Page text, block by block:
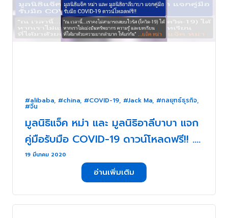
#alibaba, #china, #COVID-19, #Jack Ma, #กลยุทธ์ธุรกิจ,
#จีน
มูลนิธิแจ็ค หม่า และ มูลนิธิอาลีบาบา แจก
คู่มือรับมือ COVID-19 ดาวน์โหลดฟรี!! . .
.19 มีนาคม 2020
อ่านเพิ่มเติม